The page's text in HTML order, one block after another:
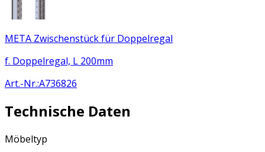
META Zwischenstück für Doppelregal
f. Doppelregal, L 200mm
Art.-Nr.:A736826
Technische Daten
Möbeltyp